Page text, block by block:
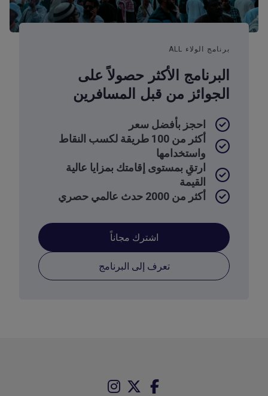
برنامج الولاء ALL
البرنامج الأكثر حصولاً على
الجوائز من قبل المسافرين
احجز بأفضل سعر
أكثر من 100 طريقة لكسب النقاط
واستخدامها
ارتقِ بمستوى إقامتك بمزايا عالية
القيمة
أكثر من 2000 حدث عالمي حصري
اشترك مجاناً
تعرف إلى البرنامج